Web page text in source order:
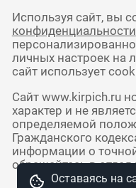
Используя сайт, вы
конфиденциальности
личных настроек на
сайт использует
Сайт www.kirpich.ru
характер и не
определяемой
Гражданского
информации о
обращайтесь в
Оставаясь на